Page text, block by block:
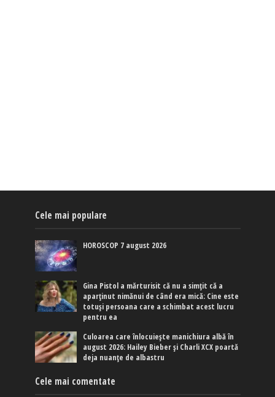
Cele mai populare
HOROSCOP 7 august 2026
Gina Pistol a mărturisit că nu a simțit că a
aparținut nimănui de când era mică: Cine este
totuși persoana care a schimbat acest lucru
pentru ea
Culoarea care înlocuiește manichiura albă în
august 2026: Hailey Bieber și Charli XCX poartă
deja nuanțe de albastru
Cele mai comentate